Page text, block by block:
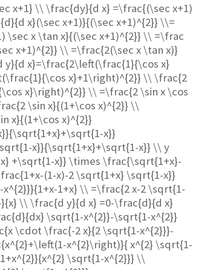
x+1} \\ \frac{dy}{d x} =\frac{(\sec x+1)
x}(\sec x+1)}{(\sec x+1)^{2}} \\=
\sec x \tan x}{(\sec x+1)^{2}} \\ =\frac
x+1)^{2}} \\ =\frac{2(\sec x \tan x)}
x}=\frac{2\left(\frac{1}{\cos x}
x}+1\right)^{2}} \\ \frac{2
x}\right)^{2}} \\ =\frac{2 \sin x \cos
\sin x}{(1+\cos x)^{2}} \\
x}{(1+\cos x)^{2}}
x}}
x}}{\sqrt{1+x}+\sqrt{1-x}} \\ y
+\sqrt{1-x}} \times \frac{\sqrt{1+x}-
(1-x)-2 \sqrt{1+x} \sqrt{1-x}}
1+x} \\ =\frac{2 x-2 \sqrt{1-
\\ \frac{d y}{d x} =0-\frac{d}{d x}
\sqrt{1-x^{2}}-\sqrt{1-x^{2}}
\cdot \frac{-2 x}{2 \sqrt{1-x^{2}}}-
x^{2}\right)}{ x^{2} \sqrt{1-
\sqrt{1-x^{2}}} \\